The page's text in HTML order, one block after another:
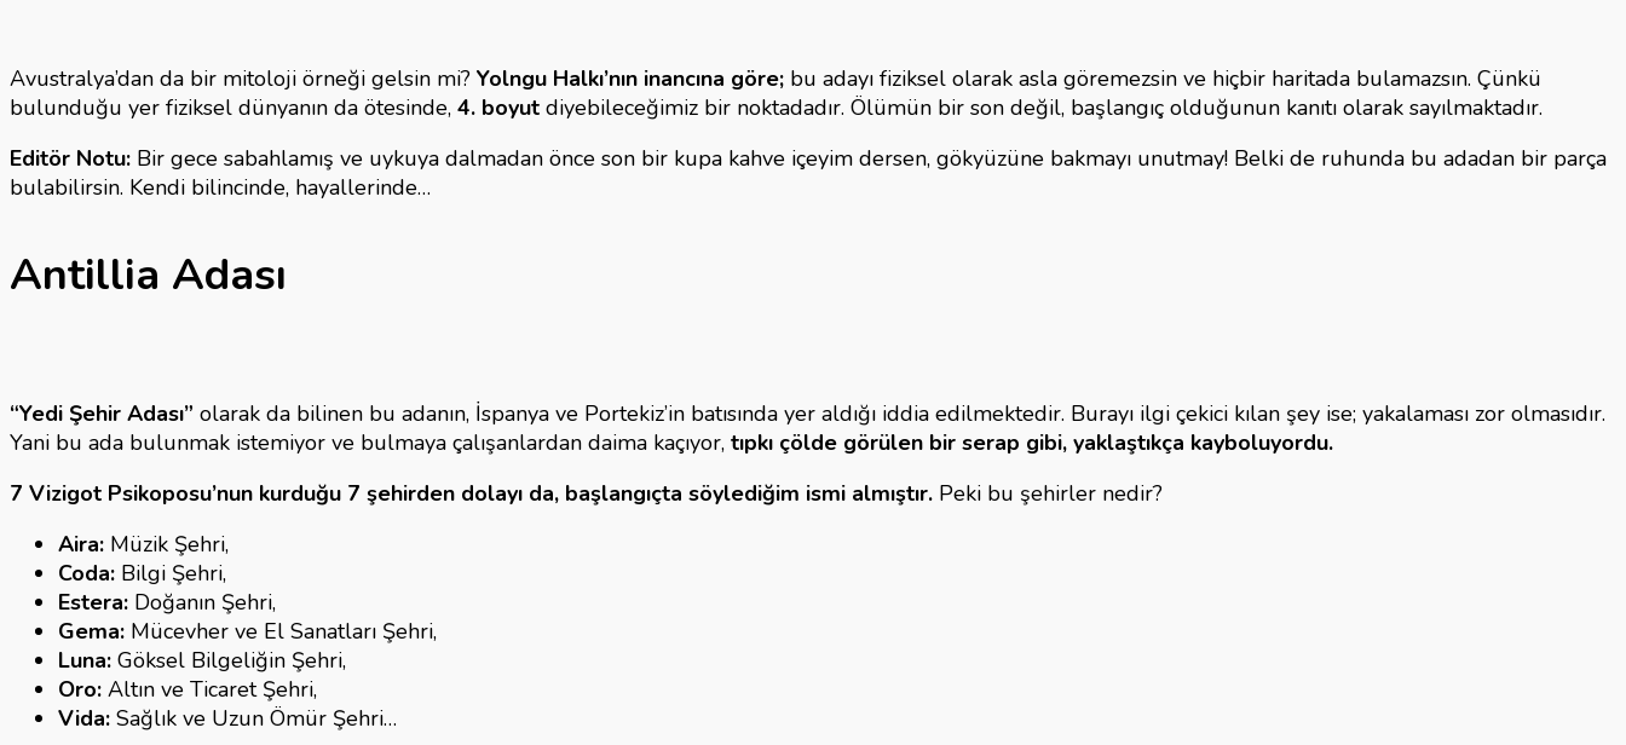
Avustralya’dan da bir mitoloji örneği gelsin mi? Yolngu Halkı’nın inancına göre; bu adayı fiziksel olarak asla göremezsin ve hiçbir haritada bulamazsın. Çünkü
bulunduğu yer fiziksel dünyanın da ötesinde, 4. boyut diyebileceğimiz bir noktadadır. Ölümün bir son değil, başlangıç olduğunun kanıtı olarak sayılmaktadır.
Editör Notu: Bir gece sabahlamış ve uykuya dalmadan önce son bir kupa kahve içeyim dersen, gökyüzüne bakmayı unutmay! Belki de ruhunda bu adadan bir parça
bulabilirsin. Kendi bilincinde, hayallerinde…
Antillia Adası
“Yedi Şehir Adası” olarak da bilinen bu adanın, İspanya ve Portekiz’in batısında yer aldığı iddia edilmektedir. Burayı ilgi çekici kılan şey ise; yakalaması zor olmasıdır.
Yani bu ada bulunmak istemiyor ve bulmaya çalışanlardan daima kaçıyor, tıpkı çölde görülen bir serap gibi, yaklaştıkça kayboluyordu.
7 Vizigot Psikoposu’nun kurduğu 7 şehirden dolayı da, başlangıçta söylediğim ismi almıştır. Peki bu şehirler nedir?
Aira: Müzik Şehri,
Coda: Bilgi Şehri,
Estera: Doğanın Şehri,
Gema: Mücevher ve El Sanatları Şehri,
Luna: Göksel Bilgeliğin Şehri,
Oro: Altın ve Ticaret Şehri,
Vida: Sağlık ve Uzun Ömür Şehri…